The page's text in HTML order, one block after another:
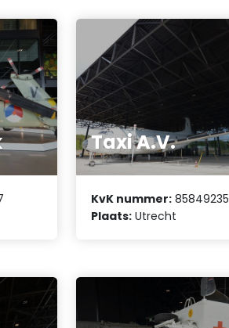
Taxi A.V.
KvK nummer: 85849235
Plaats: Utrecht